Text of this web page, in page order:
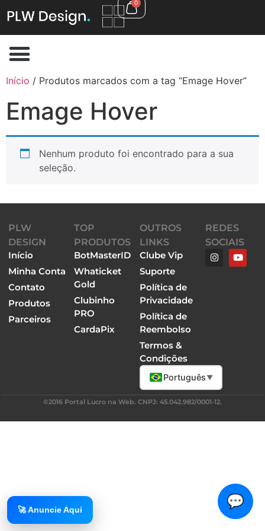
0
Início / Produtos marcados com a tag “Emage Hover”
Emage Hover
Nenhum produto foi encontrado para a sua
seleção.
PLW
DESIGN
Início
Minha Conta
Contato
Produtos
Parceiros
TOP
PRODUTOS
BotMasterID
Whaticket
Gold
Clubinho
PRO
CardaPix
💬
OUTROS
LINKS
Clube Vip
Suporte
Política de
Privacidade
Política de
Reembolso
Termos &
Condições
Português ▼
REDES
SOCIAIS
©2016 Portal Lucro na Web. CNPJ: 45.042.982/0001-12.
🚀 Anuncie Aqui